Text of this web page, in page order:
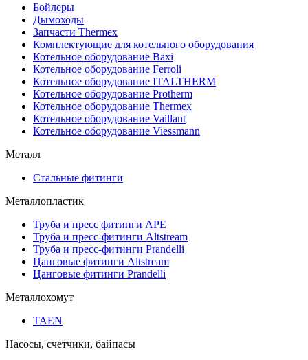
Бойлеры
Дымоходы
Запчасти Thermex
Комплектующие для котельного оборудования
Котельное оборудование Baxi
Котельное оборудование Ferroli
Котельное оборудование ITALTHERM
Котельное оборудование Protherm
Котельное оборудование Thermex
Котельное оборудование Vaillant
Котельное оборудование Viessmann
Металл
Стальные фитинги
Металлопластик
Труба и пресс фитинги APE
Труба и пресс-фитинги Altstream
Труба и пресс-фитинги Prandelli
Цанговые фитинги Altstream
Цанговые фитинги Prandelli
Металлохомут
TAEN
Насосы, счетчики, байпасы